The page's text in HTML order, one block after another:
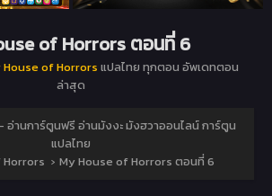
of Horrors ตอนที่ 6
House of Horrors แปลไทย ทุกตอน อัพเดทตอน
ล่าสุด
อ่านการ์ตูนฟรี อ่านมังงะ มังฮวาออนไลน์ การ์ตูน
แปลไทย
› My House of Horrors ตอนที่ 6